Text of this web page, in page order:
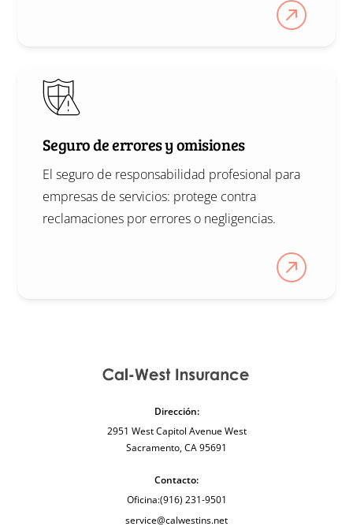
Seguro de errores y omisiones
El seguro de responsabilidad profesional para
empresas de servicios: protege contra
reclamaciones por errores o negligencias.
Dirección:
2951 West Capitol Avenue West
Sacramento, CA 95691
Contacto:
Oficina:(916) 231-9501
service@calwestins.net